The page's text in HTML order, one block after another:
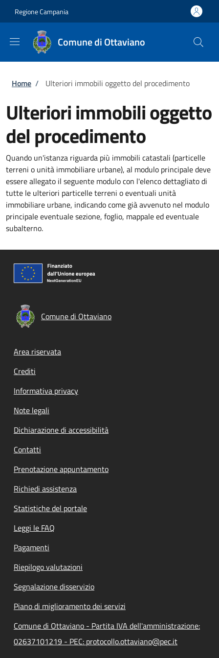
Regione Campania
Comune di Ottaviano
Briciole di pane
Home / Ulteriori immobili oggetto del procedimento
Ulteriori immobili oggetto
del procedimento
Quando un'istanza riguarda più immobili catastali (particelle
terreni o unità immobiliare urbane), al modulo principale deve
essere allegato il seguente modulo con l'elenco dettagliato di
tutte le ulteriori particelle terreni o eventuali unità
immobiliare urbane, indicando come già avvenuto nel modulo
principale eventuale sezione, foglio, mappale ed eventuale
subalterno.
Comune di Ottaviano
Footer menu
Area riservata
Crediti
Informativa privacy
Note legali
Dichiarazione di accessibilità
Contatti
Prenotazione appuntamento
Richiedi assistenza
Statistiche del portale
Leggi le FAQ
Pagamenti
Riepilogo valutazioni
Segnalazione disservizio
Piano di miglioramento dei servizi
Comune di Ottaviano - Partita IVA dell'amministrazione:
02637101219 - PEC: protocollo.ottaviano@pec.it